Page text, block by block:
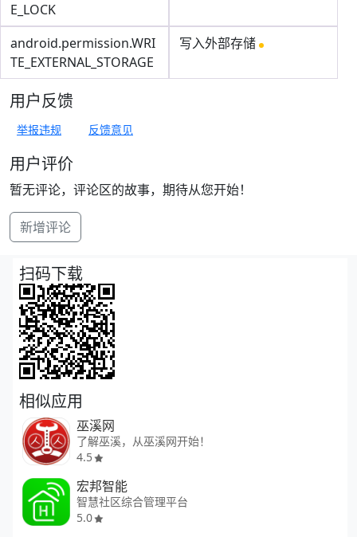
E_LOCK
android.permission.WRI
TE_EXTERNAL_STORAGE
写入外部存储
用户反馈
举报违规 反馈意见
用户评价
暂无评论，评论区的故事，期待从您开始！
新增评论
扫码下载
相似应用
巫溪网
了解巫溪，从巫溪网开始！
4.5
宏邦智能
智慧社区综合管理平台
5.0